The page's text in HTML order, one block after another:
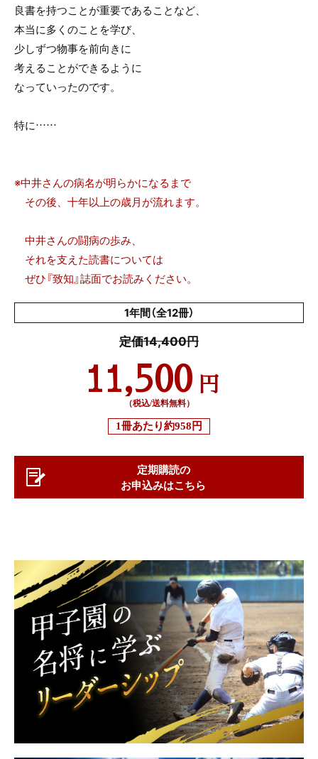
良書を持つことが重要であることなど、
本当に多くのことを学び、
少しずつ物事を前向きに
考えることができるように
なっていったのです。
特に……
※中井さんの病名が明らかになるまで
その後、十年以上の歳月が流れます。
中井さんの闘病の歩み、
それを支えた読書については
ぜひ『致知』誌面でお読みください。
1年間（全12冊）
定価14,400円
11,500 円
（税込/送料無料）
1冊あたり約958円
定期購読の
お申込みはこちら